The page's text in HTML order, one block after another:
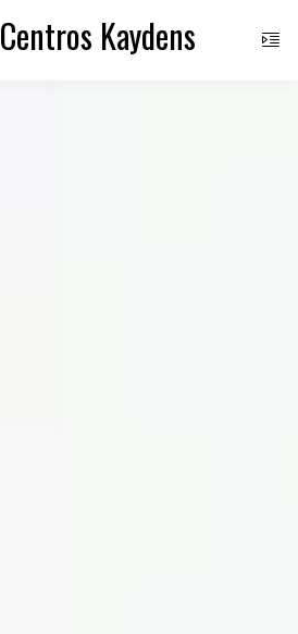
Centros Kaydens